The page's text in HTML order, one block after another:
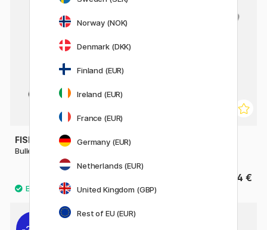
FISHER SPACE PEN
Bullet Black Clip
44 €
6
Norway (NOK)
Denmark (DKK)
Finland (EUR)
Ireland (EUR)
France (EUR)
Germany (EUR)
Netherlands (EUR)
United Kingdom (GBP)
Rest of EU (EUR)